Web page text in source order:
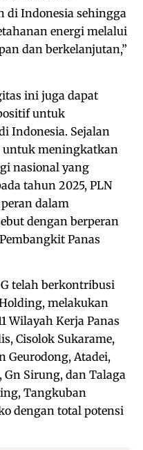
Indonesia sehingga
energi melalui
dan berkelanjutan,”
ini juga dapat
untuk
Indonesia. Sejalan
untuk meningkatkan
nasional yang
tahun 2025, PLN
dalam
dengan berperan
Panas
telah berkontribusi
melakukan
Wilayah Kerja Panas
Cisolok Sukarame,
Geurodong, Atadei,
Gn Sirung, dan Talaga
Tangkuban
dengan total potensi